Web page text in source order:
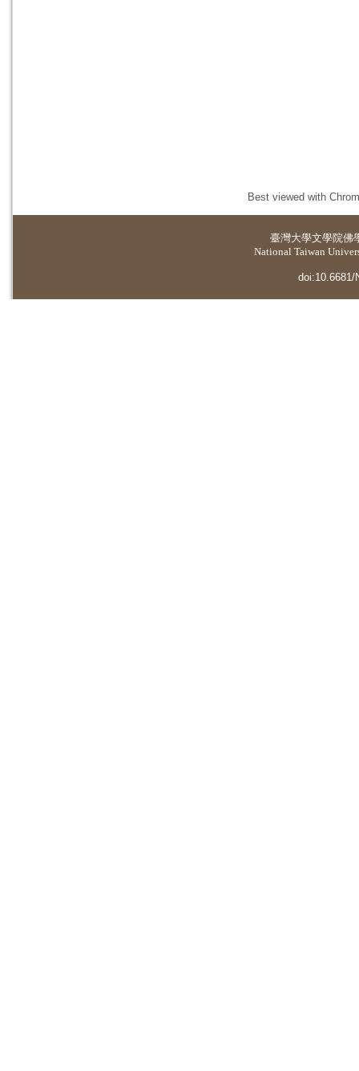
Best viewed with
臺灣大學文學院佛
National Taiwan
doi:10.6681/